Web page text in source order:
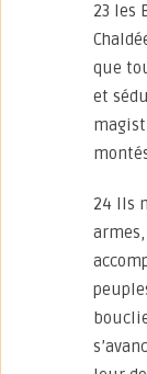
23 les
que
et
24 Ils